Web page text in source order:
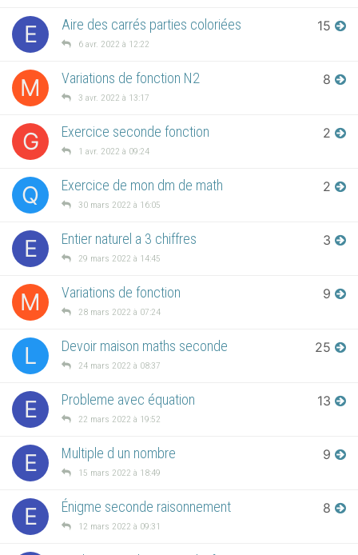
E Aire des carrés parties coloriées
6 avr. 2022 à 12:22
15
M Variations de fonction N2
3 avr. 2022 à 13:17
8
G Exercice seconde fonction
1 avr. 2022 à 09:24
2
Q Exercice de mon dm de math
30 mars 2022 à 16:05
2
E Entier naturel a 3 chiffres
29 mars 2022 à 14:45
3
M Variations de fonction
28 mars 2022 à 07:24
9
L Devoir maison maths seconde
24 mars 2022 à 08:37
25
E Probleme avec équation
22 mars 2022 à 19:52
13
E Multiple d un nombre
15 mars 2022 à 18:49
9
E Énigme seconde raisonnement
12 mars 2022 à 09:31
8